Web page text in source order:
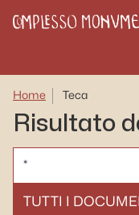
Home Teca
Risultato
SELEZIONA UN